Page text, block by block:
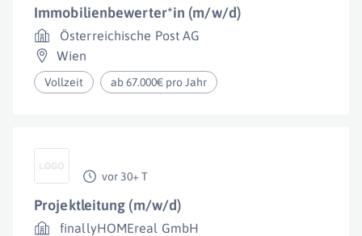
Immobilienbewerter*in (m/w/d)
Österreichische Post AG
Wien
Vollzeit ab 67.000€ pro Jahr
vor 30+ T
Projektleitung (m/w/d)
finallyHOMEreal GmbH